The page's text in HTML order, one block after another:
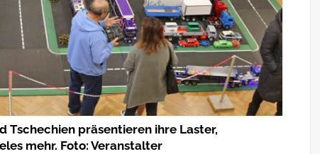
präsentieren ihre Laster,
mehr. Foto: Veranstalter